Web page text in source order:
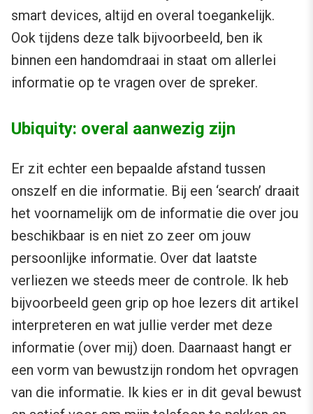
smart devices, altijd en overal toegankelijk.
Ook tijdens deze talk bijvoorbeeld, ben ik
binnen een handomdraai in staat om allerlei
informatie op te vragen over de spreker.
Ubiquity: overal aanwezig zijn
Er zit echter een bepaalde afstand tussen
onszelf en die informatie. Bij een ‘search’ draait
het voornamelijk om de informatie die over jou
beschikbaar is en niet zo zeer om jouw
persoonlijke informatie. Over dat laatste
verliezen we steeds meer de controle. Ik heb
bijvoorbeeld geen grip op hoe lezers dit artikel
interpreteren en wat jullie verder met deze
informatie (over mij) doen. Daarnaast hangt er
een vorm van bewustzijn rondom het opvragen
van die informatie. Ik kies er in dit geval bewust